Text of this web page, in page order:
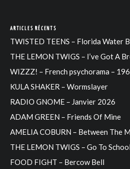
ARTICLES RÉCENTS
TWISTED TEENS – Florida Water
THE LEMON TWIGS – I’ve Got A
WIZZZ! – French psychorama –
KULA SHAKER – Wormslayer
RADIO GNOME – Janvier 2026
ADAM GREEN – Friends Of Mine
AMELIA COBURN – Between The
THE LEMON TWIGS – Go To School
FOOD FIGHT – Bercow Bell